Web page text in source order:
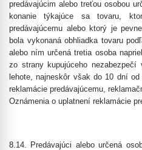
predávajúcim alebo treťou osobou
konanie týkajúce sa tovaru,
predávajúcemu alebo ktorý je
bola vykonaná obhliadka tovaru
alebo ním určená tretia osoba
zo strany kupujúceho nezabezpečí
lehote, najneskôr však do 10 dní
reklamácie predávajúcemu,
Oznámenia o uplatnení reklamácie
8.14. Predávajúci alebo určená